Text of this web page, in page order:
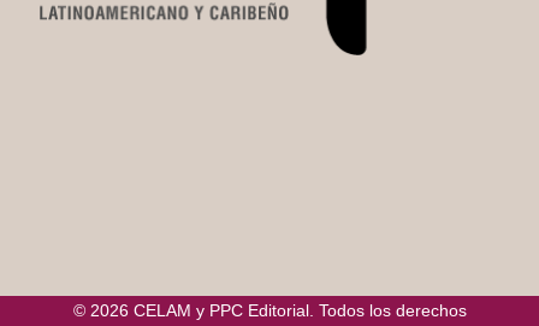
© 2026 CELAM y PPC Editorial. Todos los derechos